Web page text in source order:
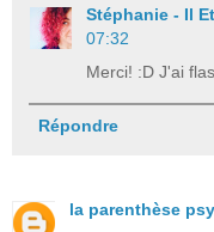
Stéphanie - Il
07:32
Merci! :D J'ai
Répondre
la parenthèse psy